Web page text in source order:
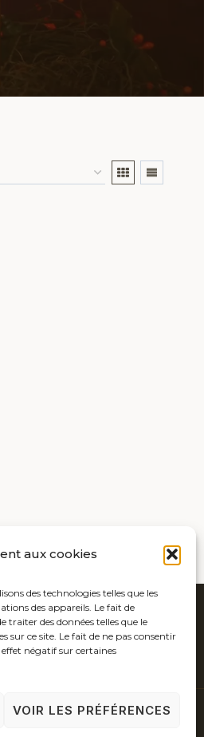
aux cookies
des technologies telles que les
des appareils. Le fait de
traiter des données telles que le
ce site. Le fait de ne pas consentir
négatif sur certaines
VOIR LES PRÉFÉRENCES